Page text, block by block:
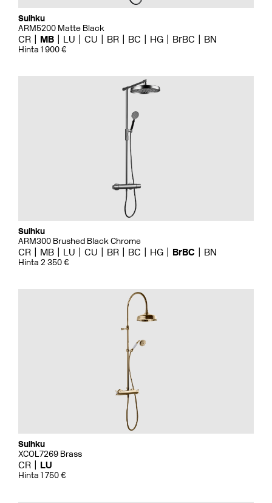
Suihku
ARM5200 Matte Black
CR MB LU CU BR BC HG BrBC BN
Hinta 1 900 €
Suihku
ARM300 Brushed Black Chrome
CR MB LU CU BR BC HG BrBC BN
Hinta 2 350 €
Suihku
XCOL7269 Brass
CR LU
Hinta 1 750 €